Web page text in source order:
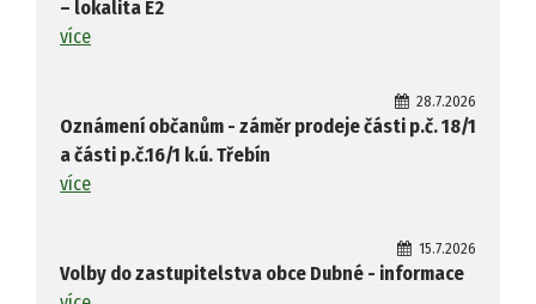
– lokalita E2
více
28.7.2026
Oznámení občanům - záměr prodeje části p.č. 18/1
a části p.č.16/1 k.ú. Třebín
více
15.7.2026
Volby do zastupitelstva obce Dubné - informace